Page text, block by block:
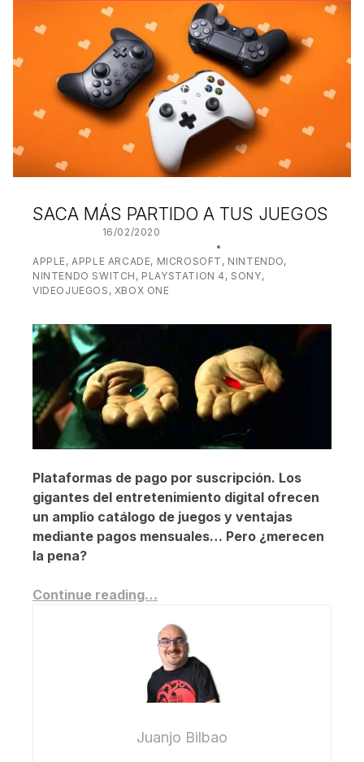
SACA MÁS PARTIDO A TUS JUEGOS
16/02/2020
APPLE,APPLE ARCADE, MICROSOFT , NINTENDO,
NINTENDO SWITCH , PLAYSTATION 4 , SONY,
VIDEOJUEGOS , XBOX ONE
Plataformas de pago por suscripción. Los
gigantes del entretenimiento digital ofrecen
un amplio catálogo de juegos y ventajas
mediante pagos mensuales… Pero ¿merecen
la pena?
Continue reading…
Juanjo Bilbao